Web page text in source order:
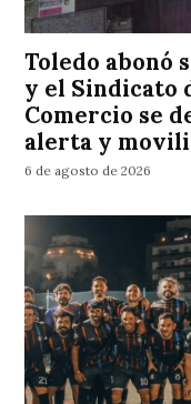
Toledo abonó
y el Sindicato
Comercio se
alerta y
6 de agosto de 2026